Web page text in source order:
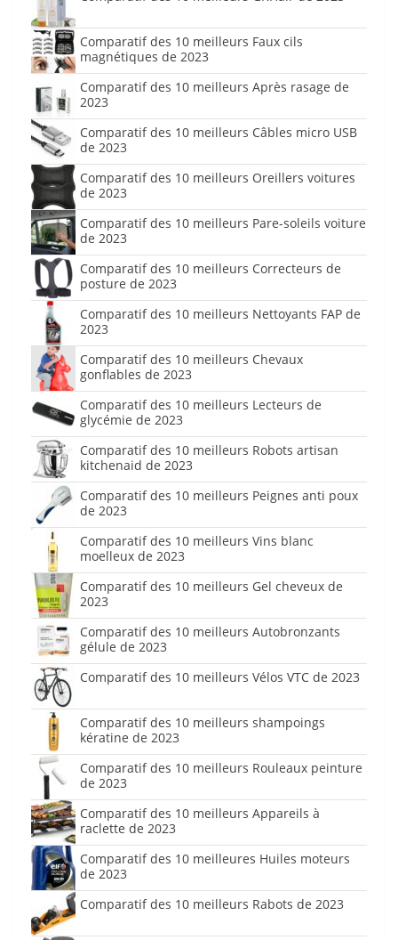
Comparatif des 10 meilleurs Faux cils
magnétiques de 2023
Comparatif des 10 meilleurs Après rasage de
2023
Comparatif des 10 meilleurs Câbles micro USB
de 2023
Comparatif des 10 meilleurs Oreillers voitures
de 2023
Comparatif des 10 meilleurs Pare-soleils voiture
de 2023
Comparatif des 10 meilleurs Correcteurs de
posture de 2023
Comparatif des 10 meilleurs Nettoyants FAP de
2023
Comparatif des 10 meilleurs Chevaux
gonflables de 2023
Comparatif des 10 meilleurs Lecteurs de
glycémie de 2023
Comparatif des 10 meilleurs Robots artisan
kitchenaid de 2023
Comparatif des 10 meilleurs Peignes anti poux
de 2023
Comparatif des 10 meilleurs Vins blanc
moelleux de 2023
Comparatif des 10 meilleurs Gel cheveux de
2023
Comparatif des 10 meilleurs Autobronzants
gélule de 2023
Comparatif des 10 meilleurs Vélos VTC de 2023
Comparatif des 10 meilleurs shampoings
kératine de 2023
Comparatif des 10 meilleurs Rouleaux peinture
de 2023
Comparatif des 10 meilleurs Appareils à
raclette de 2023
Comparatif des 10 meilleures Huiles moteurs
de 2023
Comparatif des 10 meilleurs Rabots de 2023